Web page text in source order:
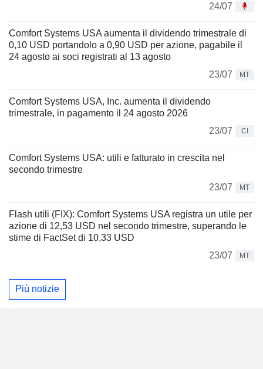
24/07
Comfort Systems USA aumenta il dividendo trimestrale di
0,10 USD portandolo a 0,90 USD per azione, pagabile il
24 agosto ai soci registrati al 13 agosto
23/07
MT
Comfort Systems USA, Inc. aumenta il dividendo
trimestrale, in pagamento il 24 agosto 2026
23/07
CI
Comfort Systems USA: utili e fatturato in crescita nel
secondo trimestre
23/07
MT
Flash utili (FIX): Comfort Systems USA registra un utile per
azione di 12,53 USD nel secondo trimestre, superando le
stime di FactSet di 10,33 USD
23/07
MT
Più notizie